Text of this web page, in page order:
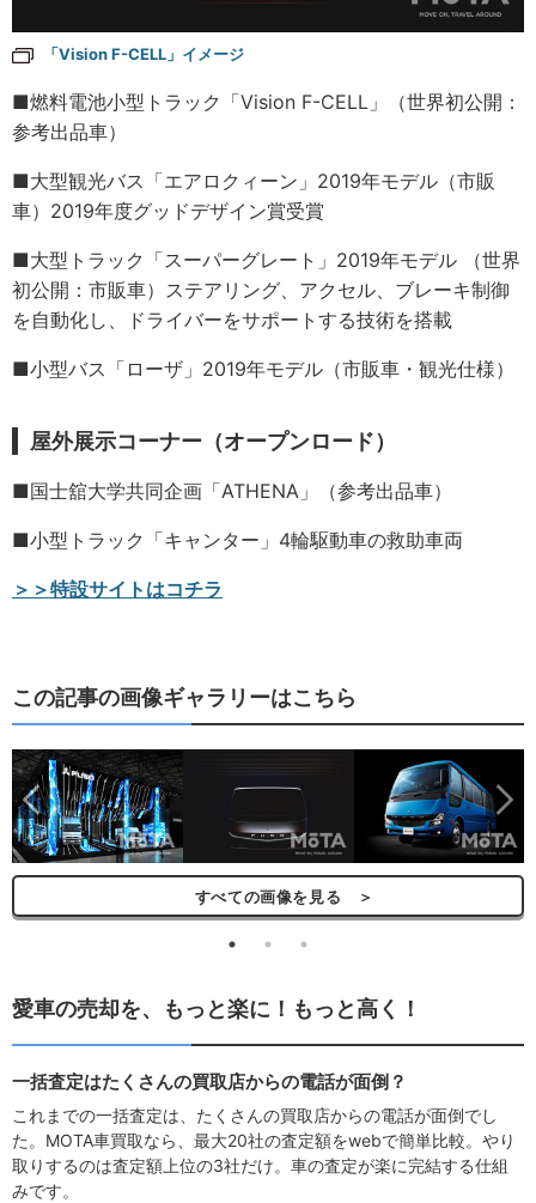
「Vision F-CELL」イメージ
■燃料電池小型トラック「Vision F-CELL」（世界初公開：
参考出品車）
■大型観光バス「エアロクィーン」2019年モデル（市販
車）2019年度グッドデザイン賞受賞
■大型トラック「スーパーグレート」2019年モデル （世界
初公開：市販車）ステアリング、アクセル、ブレーキ制御
を自動化し、ドライバーをサポートする技術を搭載
■小型バス「ローザ」2019年モデル（市販車・観光仕様）
屋外展示コーナー（オープンロード）
■国士舘大学共同企画「ATHENA」（参考出品車）
■小型トラック「キャンター」4輪駆動車の救助車両
＞＞特設サイトはコチラ
この記事の画像ギャラリーはこちら
すべての画像を見る ＞
愛車の売却を、もっと楽に！もっと高く！
一括査定はたくさんの買取店からの電話が面倒？
これまでの一括査定は、たくさんの買取店からの電話が面倒でし
た。MOTA車買取なら、最大20社の査定額をwebで簡単比較。やり
取りするのは査定額上位の3社だけ。車の査定が楽に完結する仕組
みです。